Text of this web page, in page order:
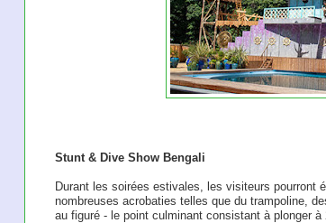
Stunt & Dive Show Bengali
Durant les soirées estivales, les visiteurs pourront
nombreuses acrobaties telles que du trampoline,
au figuré - le point culminant consistant à plonger